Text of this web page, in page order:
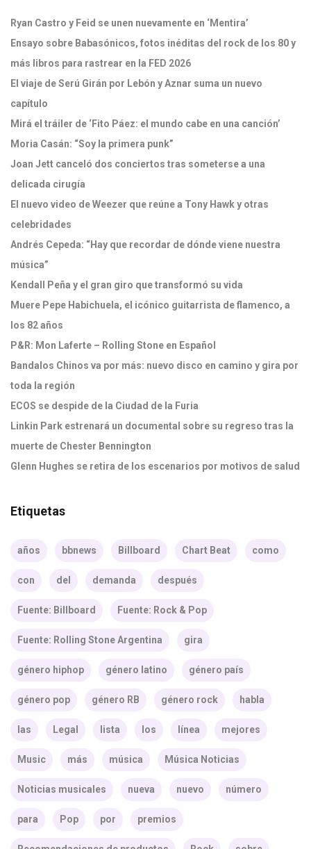
Ryan Castro y Feid se unen nuevamente en ‘Mentira’
Ensayo sobre Babasónicos, fotos inéditas del rock de los 80 y
más libros para rastrear en la FED 2026
El viaje de Serú Girán por Lebón y Aznar suma un nuevo
capítulo
Mirá el tráiler de ‘Fito Páez: el mundo cabe en una canción’
Moria Casán: “Soy la primera punk”
Joan Jett canceló dos conciertos tras someterse a una
delicada cirugía
El nuevo video de Weezer que reúne a Tony Hawk y otras
celebridades
Andrés Cepeda: “Hay que recordar de dónde viene nuestra
música”
Kendall Peña y el gran giro que transformó su vida
Muere Pepe Habichuela, el icónico guitarrista de flamenco, a
los 82 años
P&R: Mon Laferte – Rolling Stone en Español
Bandalos Chinos va por más: nuevo disco en camino y gira por
toda la región
ECOS se despide de la Ciudad de la Furia
Linkin Park estrenará un documental sobre su regreso tras la
muerte de Chester Bennington
Glenn Hughes se retira de los escenarios por motivos de salud
Etiquetas
años bbnews Billboard Chart Beat como
con del demanda después
Fuente: Billboard Fuente: Rock & Pop
Fuente: Rolling Stone Argentina gira
género hiphop género latino género país
género pop género RB género rock habla
las Legal lista los línea mejores
Music más música Música Noticias
Noticias musicales nueva nuevo número
para Pop por premios